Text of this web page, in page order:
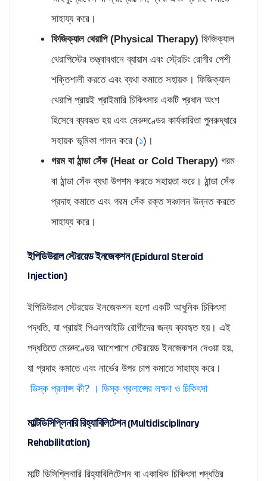
সাহায্য করে।
ফিজিক্যাল থেরাপি (Physical Therapy) ফিজিক্যাল
থেরাপিস্টের তত্ত্বাবধানে ব্যায়াম এবং স্ট্রেচিং রোগীর পেশী
শক্তিশালী করতে এবং ব্যথা কমাতে সহায়ক। ফিজিক্যাল
থেরাপি প্রায়ই প্রাইমারি চিকিৎসার একটি প্রধান অংশ
হিসেবে ব্যবহৃত হয় এবং মেরুদণ্ডের কার্যকারিতা পুনরুদ্ধারে
সহায়ক ভূমিকা পালন করে (১)।
গরম বা ঠান্ডা সেঁক (Heat or Cold Therapy) গরম
বা ঠান্ডা সেঁক ব্যথা উপশম করতে সহায়তা করে। ঠান্ডা সেঁক
প্রদাহ কমাতে এবং গরম সেঁক রক্ত সঞ্চালন উন্নত করতে
সাহায্য করে।
ইপিডিউরাল স্টেরয়েড ইনজেকশন (Epidural Steroid
Injection)
ইপিডিউরাল স্টেরয়েড ইনজেকশন হলো একটি আধুনিক চিকিৎসা
পদ্ধতি, যা প্রায়ই পিএলআইডি রোগীদের জন্য ব্যবহৃত হয়। এই
পদ্ধতিতে মেরুদণ্ডের আশেপাশে স্টেরয়েড ইনজেকশন দেওয়া হয়,
যা প্রদাহ কমাতে এবং নার্ভের উপর চাপ কমাতে সাহায্য করে।
ডিস্ক প্রলাপ্স কী? । ডিস্ক প্রলাপ্সের লক্ষণ ও চিকিৎসা
মাল্টিডিসিপ্লিনারি রিহ্যাবিলিটেশন (Multidisciplinary
Rehabilitation)
মাল্টি ডিসিপ্লিনারি রিহ্যাবিলিটেশন বা একাধিক চিকিৎসা পদ্ধতির